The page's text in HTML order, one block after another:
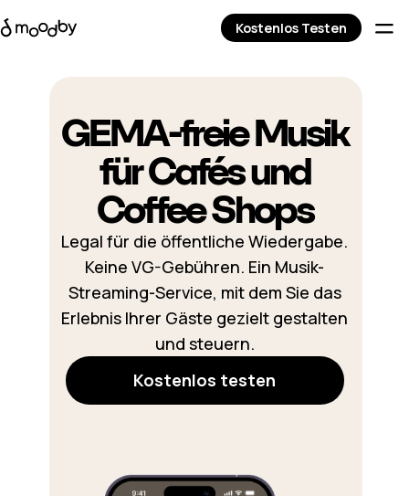
GEMA-freie Musik
für Cafés und
Coffee Shops
Legal für die öffentliche Wiedergabe.
Keine VG-Gebühren. Ein Musik-
Streaming-Service, mit dem Sie das
Erlebnis Ihrer Gäste gezielt gestalten
und steuern.
Kostenlos testen
Kostenlos Testen